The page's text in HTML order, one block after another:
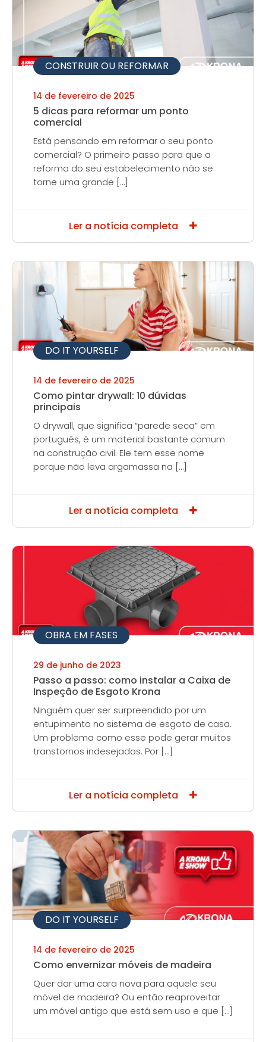
CONSTRUIR OU REFORMAR
14 de fevereiro de 2025
5 dicas para reformar um ponto
comercial
Está pensando em reformar o seu ponto
comercial? O primeiro passo para que a
reforma do seu estabelecimento não se
torne uma grande […]
Ler a notícia completa
DO IT YOURSELF
14 de fevereiro de 2025
Como pintar drywall: 10 dúvidas
principais
O drywall, que significa “parede seca” em
português, é um material bastante comum
na construção civil. Ele tem esse nome
porque não leva argamassa na […]
Ler a notícia completa
OBRA EM FASES
29 de junho de 2023
Passo a passo: como instalar a Caixa de
Inspeção de Esgoto Krona
Ninguém quer ser surpreendido por um
entupimento no sistema de esgoto de casa.
Um problema como esse pode gerar muitos
transtornos indesejados. Por […]
Ler a notícia completa
DO IT YOURSELF
14 de fevereiro de 2025
Como envernizar móveis de madeira
Quer dar uma cara nova para aquele seu
móvel de madeira? Ou então reaproveitar
um móvel antigo que está sem uso e que […]